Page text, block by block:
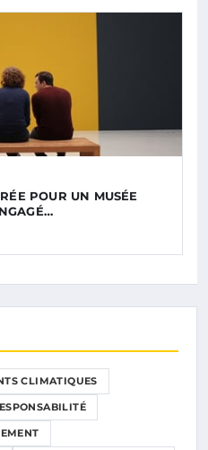
POUR UN MUSÉE
CLIMATIQUES